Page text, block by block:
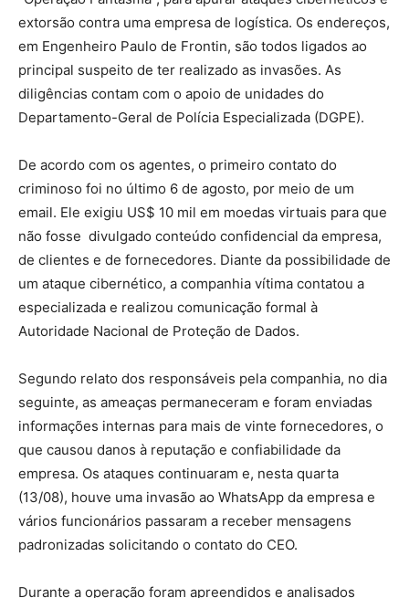
extorsão contra uma empresa de logística. Os endereços,
em Engenheiro Paulo de Frontin, são todos ligados ao
principal suspeito de ter realizado as invasões. As
diligências contam com o apoio de unidades do
Departamento-Geral de Polícia Especializada (DGPE).
De acordo com os agentes, o primeiro contato do
criminoso foi no último 6 de agosto, por meio de um
email. Ele exigiu US$ 10 mil em moedas virtuais para que
não fosse divulgado conteúdo confidencial da empresa,
de clientes e de fornecedores. Diante da possibilidade de
um ataque cibernético, a companhia vítima contatou a
especializada e realizou comunicação formal à
Autoridade Nacional de Proteção de Dados.
Segundo relato dos responsáveis pela companhia, no dia
seguinte, as ameaças permaneceram e foram enviadas
informações internas para mais de vinte fornecedores, o
que causou danos à reputação e confiabilidade da
empresa. Os ataques continuaram e, nesta quarta
(13/08), houve uma invasão ao WhatsApp da empresa e
vários funcionários passaram a receber mensagens
padronizadas solicitando o contato do CEO.
Durante a operação foram apreendidos e analisados